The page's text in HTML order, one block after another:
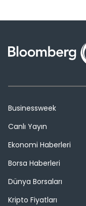
Businessweek
Canlı Yayın
Ekonomi Haberleri
Borsa Haberleri
Dünya Borsaları
Kripto Fiyatları